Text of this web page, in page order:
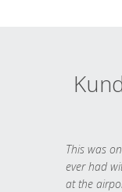
This was
ever had
at the